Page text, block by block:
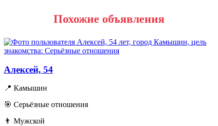
Похожие объявления
Алексей, 54
📍 Камышин
🎯 Серьёзные отношения
👨 Мужской